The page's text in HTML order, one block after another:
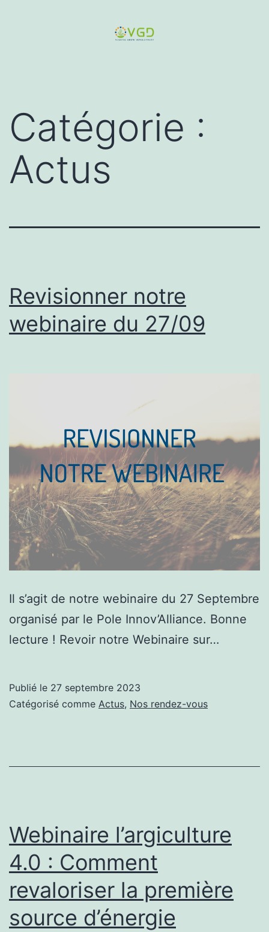
(VGD)
Catégorie :
Actus
Revisionner notre
webinaire du 27/09
Il s’agit de notre webinaire du 27 Septembre
organisé par le Pole Innov’Alliance. Bonne
lecture ! Revoir notre Webinaire sur…
Publié le 27 septembre 2023
Catégorisé comme Actus, Nos rendez-vous
Webinaire l’argiculture
4.0 : Comment
revaloriser la première
source d’énergie